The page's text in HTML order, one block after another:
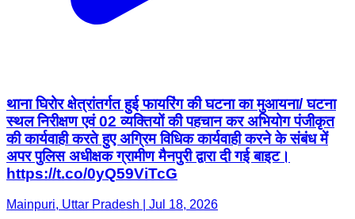
थाना घिरोर क्षेत्रांतर्गत हुई फायरिंग की घटना का मुआयना/ घटना
स्थल निरीक्षण एवं 02 व्यक्तियों की पहचान कर अभियोग पंजीकृत
की कार्यवाही करते हुए अग्रिम विधिक कार्यवाही करने के संबंध में
अपर पुलिस अधीक्षक ग्रामीण मैनपुरी द्वारा दी गई बाइट।
https://t.co/0yQ59ViTcG
Mainpuri, Uttar Pradesh | Jul 18, 2026